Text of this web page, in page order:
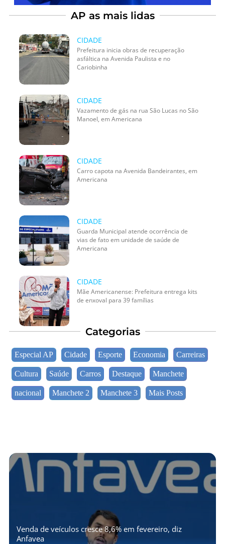
AP as mais lidas
CIDADE
Prefeitura inicia obras de recuperação
asfáltica na Avenida Paulista e no
Cariobinha
CIDADE
Vazamento de gás na rua São Lucas no São
Manoel, em Americana
CIDADE
Carro capota na Avenida Bandeirantes, em
Americana
CIDADE
Guarda Municipal atende ocorrência de
vias de fato em unidade de saúde de
Americana
CIDADE
Mãe Americanense: Prefeitura entrega kits
de enxoval para 39 famílias
Categorias
Especial AP Cidade Esporte Economia Carreiras
Cultura Saúde Carros Destaque Manchete
nacional Manchete 2 Manchete 3 Mais Posts
Venda de veículos cresce 8,6% em fevereiro, diz
Anfavea